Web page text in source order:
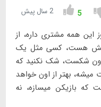
5 2 سال پیش
این همه مشتری داره، از
هست، کسی مثل یک
شکست، شک نکنید که
بهتر از اون خواهد
که بازیکن میسازه، نه